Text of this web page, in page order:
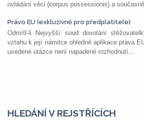
ovládání věci (corpus possessionis) a
Právo EU (exkluzivně pro předplatitele)
Odmítl-li Nejvyšší soud dovolání
vztahu k její námitce ohledně aplikace práva
uvedené otázce není napadené rozhodnutí...
HLEDÁNÍ V REJSTŘÍCÍCH